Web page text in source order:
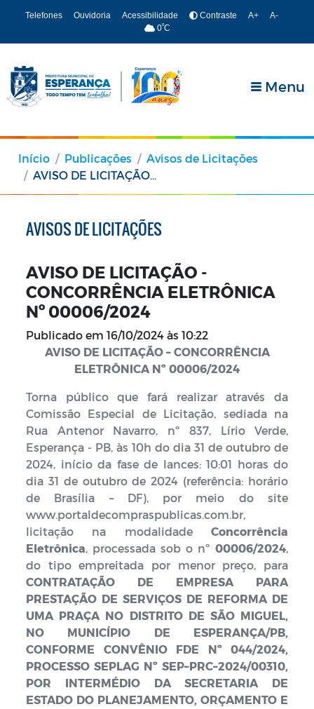
Telefones Ouvidoria Acessibilidade Contraste A+
A-
0ºC
Menu
Início Publicações
Avisos de Licitações
AVISO DE LICITAÇÃO - CONCORRÊNCIA ELETRÔNICA Nº 00006/2024
AVISOS DE LICITAÇÕES
AVISO DE LICITAÇÃO -
CONCORRÊNCIA ELETRÔNICA
Nº 00006/2024
Publicado em 16/10/2024 às 10:22
AVISO DE LICITAÇÃO – CONCORRÊNCIA
ELETRÔNICA Nº 00006/2024
Torna público que fará realizar através da
Comissão Especial de Licitação, sediada na
Rua Antenor Navarro, nº 837, Lírio Verde,
Esperança - PB, às 10h do dia 31 de outubro de
2024, início da fase de lances: 10:01 horas do
dia 31 de outubro de 2024 (referência: horário
de Brasília – DF), por meio do site
www.portaldecompraspublicas.com.br,
licitação na modalidade Concorrência
Eletrônica, processada sob o nº 00006/2024,
do tipo empreitada por menor preço, para
CONTRATAÇÃO DE EMPRESA PARA
PRESTAÇÃO DE SERVIÇOS DE REFORMA DE
UMA PRAÇA NO DISTRITO DE SÃO MIGUEL,
NO MUNICÍPIO DE ESPERANÇA/PB,
CONFORME CONVÊNIO FDE Nº 044/2024,
PROCESSO SEPLAG Nº SEP–PRC–2024/00310,
POR INTERMÉDIO DA SECRETARIA DE
ESTADO DO PLANEJAMENTO, ORÇAMENTO E